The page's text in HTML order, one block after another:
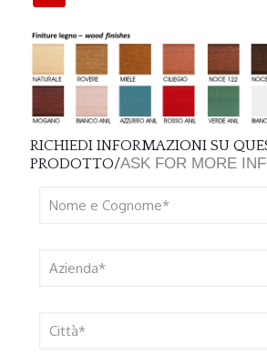
RICHIEDI INFORMAZIONI SU
PRODOTTO/ASK FOR MORE